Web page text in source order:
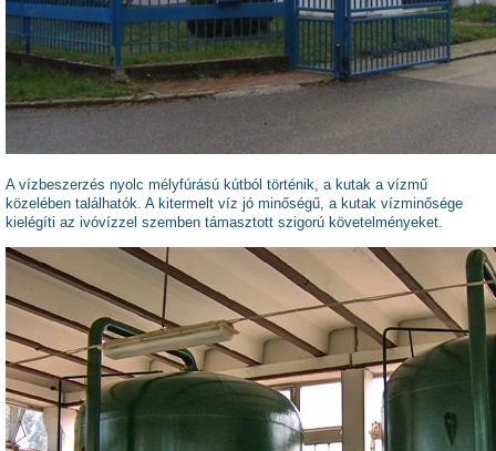
A vízbeszerzés nyolc mélyfúrású kútból történik, a kutak a vízmű
közelében találhatók. A kitermelt víz jó minőségű, a kutak vízminősége
kielégíti az ivóvízzel szemben támasztott szigorú követelményeket.